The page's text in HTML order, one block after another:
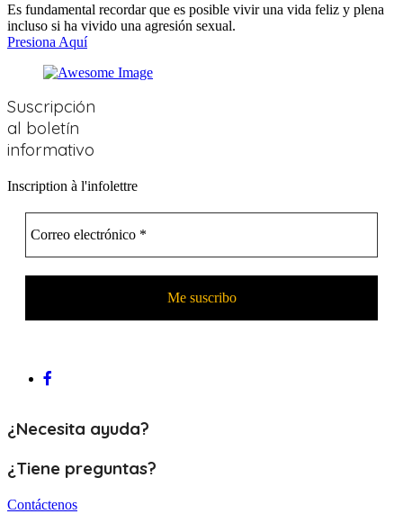
Es fundamental recordar que es posible vivir una vida feliz y plena
incluso si ha vivido una agresión sexual.
Presiona Aquí
Suscripción
al boletín
informativo
Inscription à l'infolettre
¿Necesita ayuda?
¿Tiene preguntas?
Contáctenos